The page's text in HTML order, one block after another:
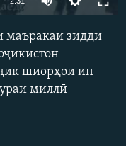
маъракаи зидди
шиорҳои ин
миллӣ